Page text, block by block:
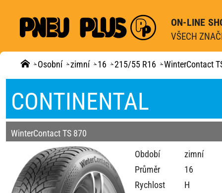
ON-LINE
VŠECH
Osobní zimní 16 215/55 R16 WinterContact
CONTINENTAL
WinterContact TS 870
Období
zimní
Průměr
16
Rychlost
H